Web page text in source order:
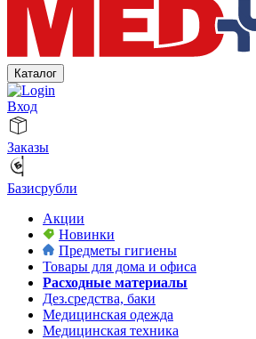
Каталог
Вход
Заказы
Базисрубли
Акции
Новинки
Предметы гигиены
Товары для дома и офиса
Расходные материалы
Дез.средства, баки
Медицинская одежда
Медицинская техника